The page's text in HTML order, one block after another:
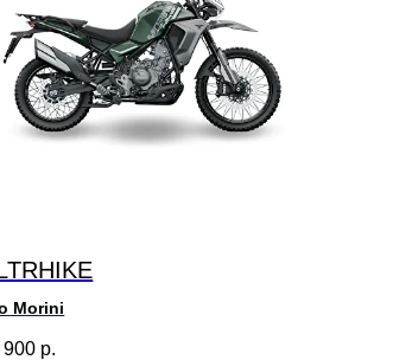
Morini
900 р.